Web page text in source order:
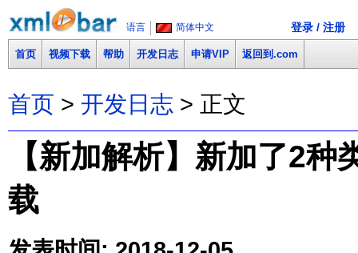
语言 简体中文 登录 / 注册
首页 视频下载 帮助 开发日志 申请VIP 返回到.com
首页 > 开发日志 > 正文
【新加解析】新加了2
载